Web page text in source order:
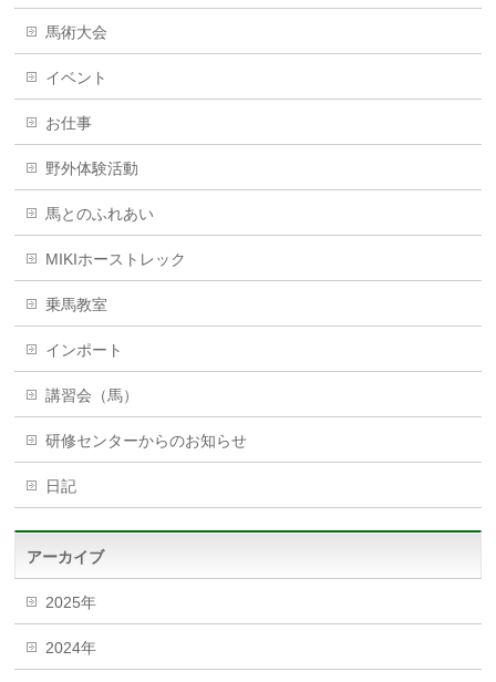
馬術大会
イベント
お仕事
野外体験活動
馬とのふれあい
MIKIホーストレック
乗馬教室
インポート
講習会（馬）
研修センターからのお知らせ
日記
アーカイブ
2025年
2024年